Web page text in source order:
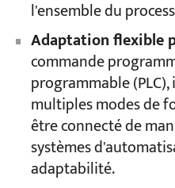
l'ensemble du
Adaptation flexible
commande
programmable
multiples modes de
être connecté de
systèmes
adaptabilité.